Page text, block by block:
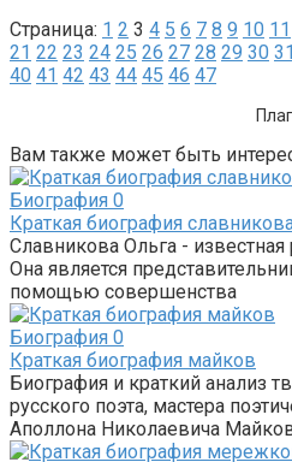
Страница: 1 2 3 4 5 6 7 8 9 10 11
21 22 23 24 25 26 27 28 29 30 31
40 41 42 43 44 45 46 47
Вам также может быть
Биография 0
Краткая биография
Славникова Ольга - известная
Она является
помощью совершенства
Биография 0
Краткая биография майков
Биография и краткий анализ
русского поэта, мастера
Аполлона Николаевича